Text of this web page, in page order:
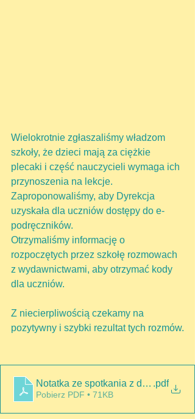
Wielokrotnie zgłaszaliśmy władzom
szkoły, że dzieci mają za ciężkie
plecaki i część nauczycieli wymaga ich
przynoszenia na lekcje.
Zaproponowaliśmy, aby Dyrekcja
uzyskała dla uczniów dostępy do e-
podręczników.
Otrzymaliśmy informację o
rozpoczętych przez szkołę rozmowach
z wydawnictwami, aby otrzymać kody
dla uczniów.
Z niecierpliwością czekamy na
pozytywny i szybki rezultat tych rozmów.
Notatka ze spotkania z dyrekcją
.pdf
Pobierz PDF • 71KB